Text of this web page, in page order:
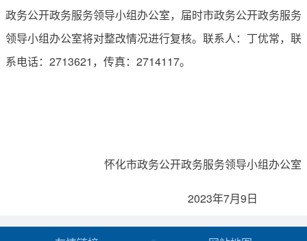
政务公开政务服务领导小组办公室，届时市政务公开政务服务
领导小组办公室将对整改情况进行复核。联系人：丁优常，联
系电话：2713621，传真：2714117。
怀化市政务公开政务服务领导小组办公室
2023年7月9日